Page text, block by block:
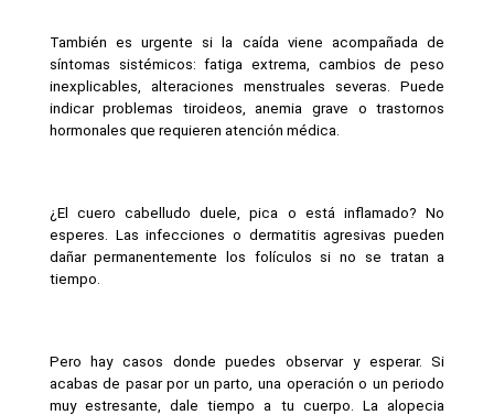
También es urgente si la caída viene acompañada de
síntomas sistémicos: fatiga extrema, cambios de peso
inexplicables, alteraciones menstruales severas. Puede
indicar problemas tiroideos, anemia grave o trastornos
hormonales que requieren atención médica.
¿El cuero cabelludo duele, pica o está inflamado? No
esperes. Las infecciones o dermatitis agresivas pueden
dañar permanentemente los folículos si no se tratan a
tiempo.
Pero hay casos donde puedes observar y esperar. Si
acabas de pasar por un parto, una operación o un periodo
muy estresante, dale tiempo a tu cuerpo. La alopecia